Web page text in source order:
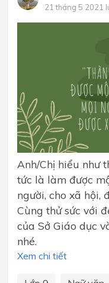
21 tháng 5 2021
Anh/Chị hiểu như
tức là làm được
người, cho xã hội,
Cùng thử sức với
của Sở Giáo dục
nhé.
Xem chi tiết